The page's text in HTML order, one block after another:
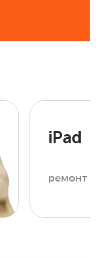
iPad
ремонт